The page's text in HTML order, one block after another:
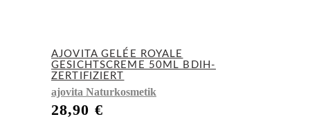
AJOVITA GELÉE ROYALE
GESICHTSCREME 50ML BDIH-
ZERTIFIZIERT
ajovita Naturkosmetik
28,90 €